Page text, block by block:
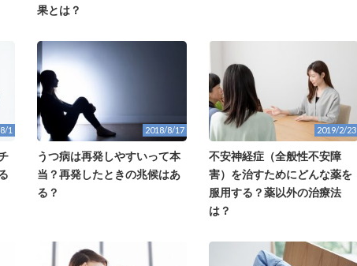
果とは？
1 2018/8/17
うつ病は再発しやすいって本
当？再発したときの兆候はあ
る？
2019/2/23
不安神経症（全般性不安障
害）を治すためにどんな薬を
服用する？薬以外の治療法
は？